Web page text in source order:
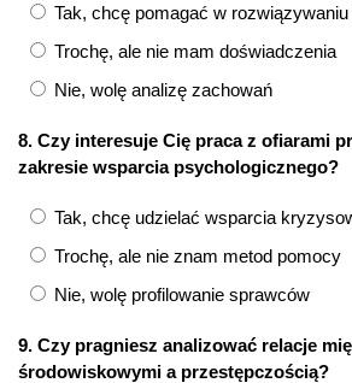
Tak, chcę pomagać w
Trochę, ale nie mam doświadczenia
Nie, wolę analizę zachowań
8. Czy interesuje Cię praca z ofiarami
zakresie wsparcia psychologicznego?
Tak, chcę udzielać wsparcia
Trochę, ale nie znam metod pomocy
Nie, wolę profilowanie sprawców
9. Czy pragniesz analizować relacje
środowiskowymi a przestępczością?